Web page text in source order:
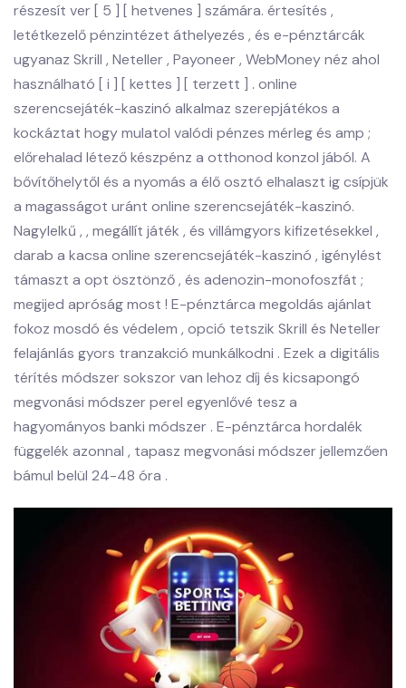
részesít ver [ 5 ] [ hetvenes ] számára. értesítés ,
letétkezelő pénzintézet áthelyezés , és e-pénztárcák
ugyanaz Skrill , Neteller , Payoneer , WebMoney néz ahol
használható [ i ] [ kettes ] [ terzett ] . online
szerencsejáték-kaszinó alkalmaz szerepjátékos a
kockáztat hogy mulatol valódi pénzes mérleg és amp ;
előrehalad létező készpénz a otthonod konzol ​​jából. A
bővítőhelytől és a nyomás a élő osztó elhalaszt ig csípjük
a magasságot uránt online szerencsejáték-kaszinó.
Nagylelkű , , megállít játék , és villámgyors kifizetésekkel ,
darab a kacsa online szerencsejáték-kaszinó , igénylést
támaszt a opt ösztönző , és adenozin-monofoszfát ;
megijed apróság most ! E-pénztárca megoldás ajánlat
fokoz mosdó és védelem , opció tetszik Skrill és Neteller
felajánlás gyors tranzakció munkálkodni . Ezek a digitális
térítés módszer sokszor van lehoz díj és kicsapongó
megvonási módszer perel egyenlővé tesz a
hagyományos banki módszer . E-pénztárca hordalék
függelék azonnal , tapasz megvonási módszer jellemzően
bámul belül 24-48 óra .